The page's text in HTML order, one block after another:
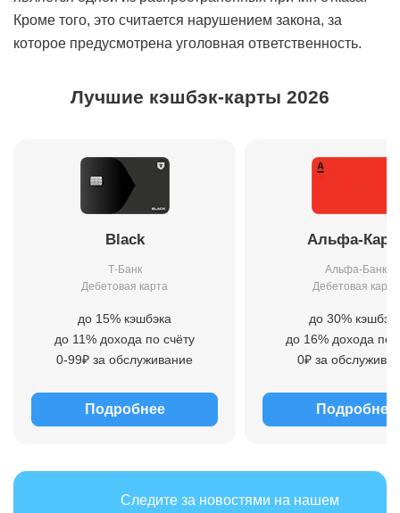
Кроме того, это считается нарушением закона, за
которое предусмотрена уголовная ответственность.
Лучшие кэшбэк-карты 2026
Black
Т-Банк
Дебетовая карта
до 15% кэшбэка
до 11% дохода по счёту
0-99₽ за обслуживание
Подробнее
Альфа-
Альфа-Банк
Дебетовая карта
до 30%
до 16% дохода по
0₽ за
Подробнее
Следите за новостями на нашем